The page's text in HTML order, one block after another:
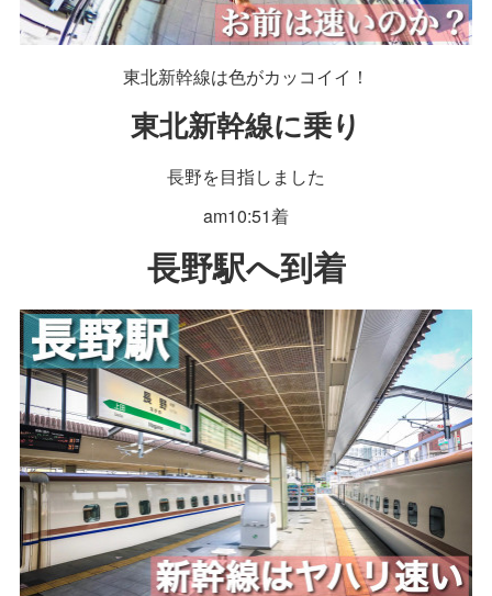
東北新幹線は色がカッコイイ！
東北新幹線に乗り
長野を目指しました
am10:51着
長野駅へ到着